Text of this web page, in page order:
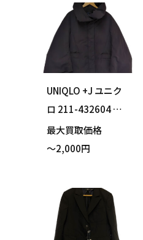
UNIQLO +J ユニク
ロ 211-432604 ハ
イブリッドダウン
ジャケット ネイビ
最大買取価格
～2,000円